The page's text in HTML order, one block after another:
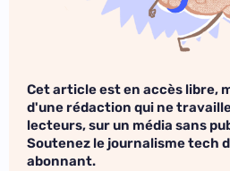
Cet article est en accès libre,
d'une rédaction qui ne
lecteurs, sur un média sans
Soutenez le journalisme tech
abonnant.